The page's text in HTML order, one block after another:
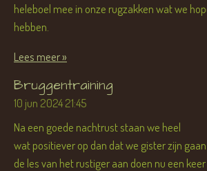
heleboel mee in onze rugzakken wat we
hebben.
Lees meer »
Bruggentraining
10 jun 202421:45
Na een goede nachtrust staan we heel
wat positiever op dan dat we gister zijn
de les van het rustiger aan doen nu een